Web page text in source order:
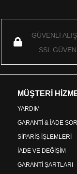
GÜVENLİ
SSL
MÜŞTERİ
YARDIM
GARANTİ & İADE
SİPARİŞ İŞLEMLERİ
İADE VE DEĞİŞİM
GARANTİ ŞARTLARI